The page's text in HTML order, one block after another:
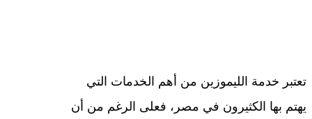
تعتبر خدمة الليموزين من أهم الخدمات التي
يهتم بها الكثيرون في مصر، فعلى الرغم من أن